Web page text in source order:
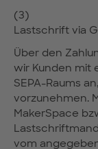
(3)
Lastschrift via
Über den
wir Kunden mit
SEPA-Raums
vorzunehmen.
MakerSpace
vom